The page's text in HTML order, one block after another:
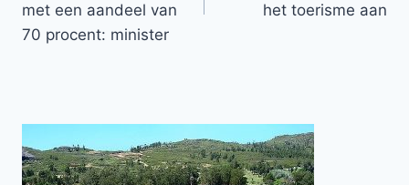
met een aandeel van
70 procent: minister
het toerisme aan